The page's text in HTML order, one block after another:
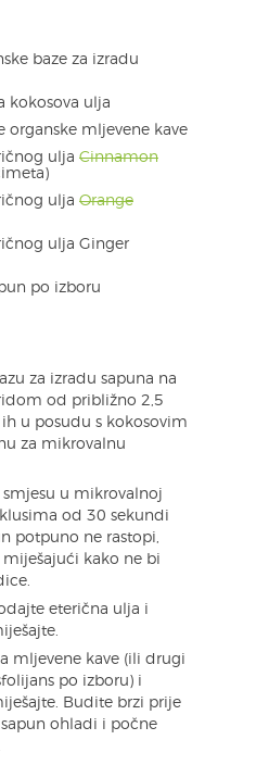
baze za izradu
kokosova ulja
organske mljevene kave
ulja Cinnamon
ulja Orange
ulja Ginger
po izboru
za izradu sapuna na
od približno 2,5
u posudu s kokosovim
za mikrovalnu
smjesu u mikrovalnoj
od 30 sekundi
potpuno ne rastopi,
kako ne bi
eterična ulja i
mljevene kave (ili drugi
po izboru) i
Budite brzi prije
sapun ohladi i počne